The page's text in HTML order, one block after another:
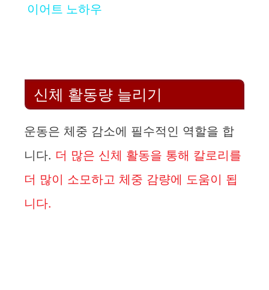
V
d
e
이어트 노하우
신체 활동량 늘리기
운동은 체중 감소에 필수적인 역할을 합
니다. 더 많은 신체 활동을 통해 칼로리를
더 많이 소모하고 체중 감량에 도움이 됩
니다.